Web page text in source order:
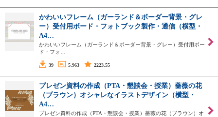
かわいいフレーム（ガーランド＆ボーダー背景・グレ
ー）受付用ボード・フォトブック製作・通信（横型・
A4…
かわいいフレーム（ガーランド＆ボーダー背景・グレー）受付用ボー
ド・フォ…
39 5,963 2223.55
プレゼン資料の作成（PTA・懇談会・授業）薔薇の花
（ブラウン）オシャレなイラストデザイン（横型・
A4…
プレゼン資料の作成（PTA・懇談会・授業）薔薇の花（ブラウン）オ